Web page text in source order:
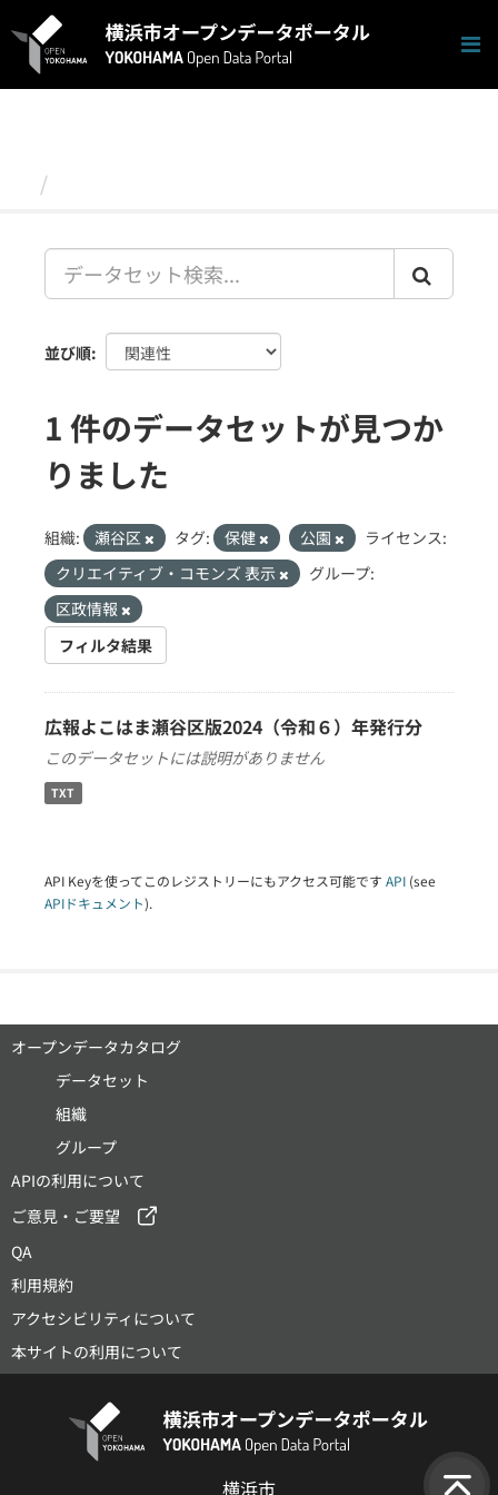
キ
並び順
1 件のデータセットが見つか
りました
組織: 瀬谷区 タグ: 保健 公園
ライセンス:
クリエイティブ・コモンズ 表示
グループ:
区政情報
フィルタ結果
広報よこはま瀬谷区版2024（令和６）年発行分
このデータセットには説明がありません
TXT
API Keyを使ってこのレジストリーにもアクセス可能です API (see
APIドキュメント).
オープンデータカタログ
データセット
組織
グループ
APIの利用について
ご意見・ご要望
QA
利用規約
アクセシビリティについて
本サイトの利用について
横浜市